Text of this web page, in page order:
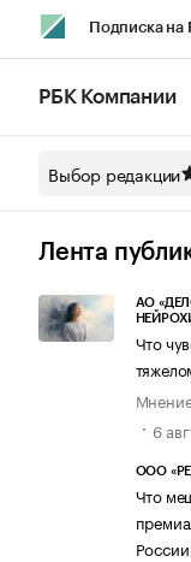
Подписка на
Технологии
РБК Компании
Выбор редакции
Лента
АО
Что
6
ООО
Что
России